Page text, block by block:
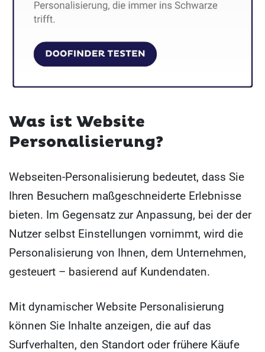
Was ist Website
Personalisierung?
Webseiten-Personalisierung bedeutet, dass Sie
Ihren Besuchern maßgeschneiderte Erlebnisse
bieten. Im Gegensatz zur Anpassung, bei der der
Nutzer selbst Einstellungen vornimmt, wird die
Personalisierung von Ihnen, dem Unternehmen,
gesteuert – basierend auf Kundendaten.
Mit dynamischer Website Personalisierung
können Sie Inhalte anzeigen, die auf das
Surfverhalten, den Standort oder frühere Käufe